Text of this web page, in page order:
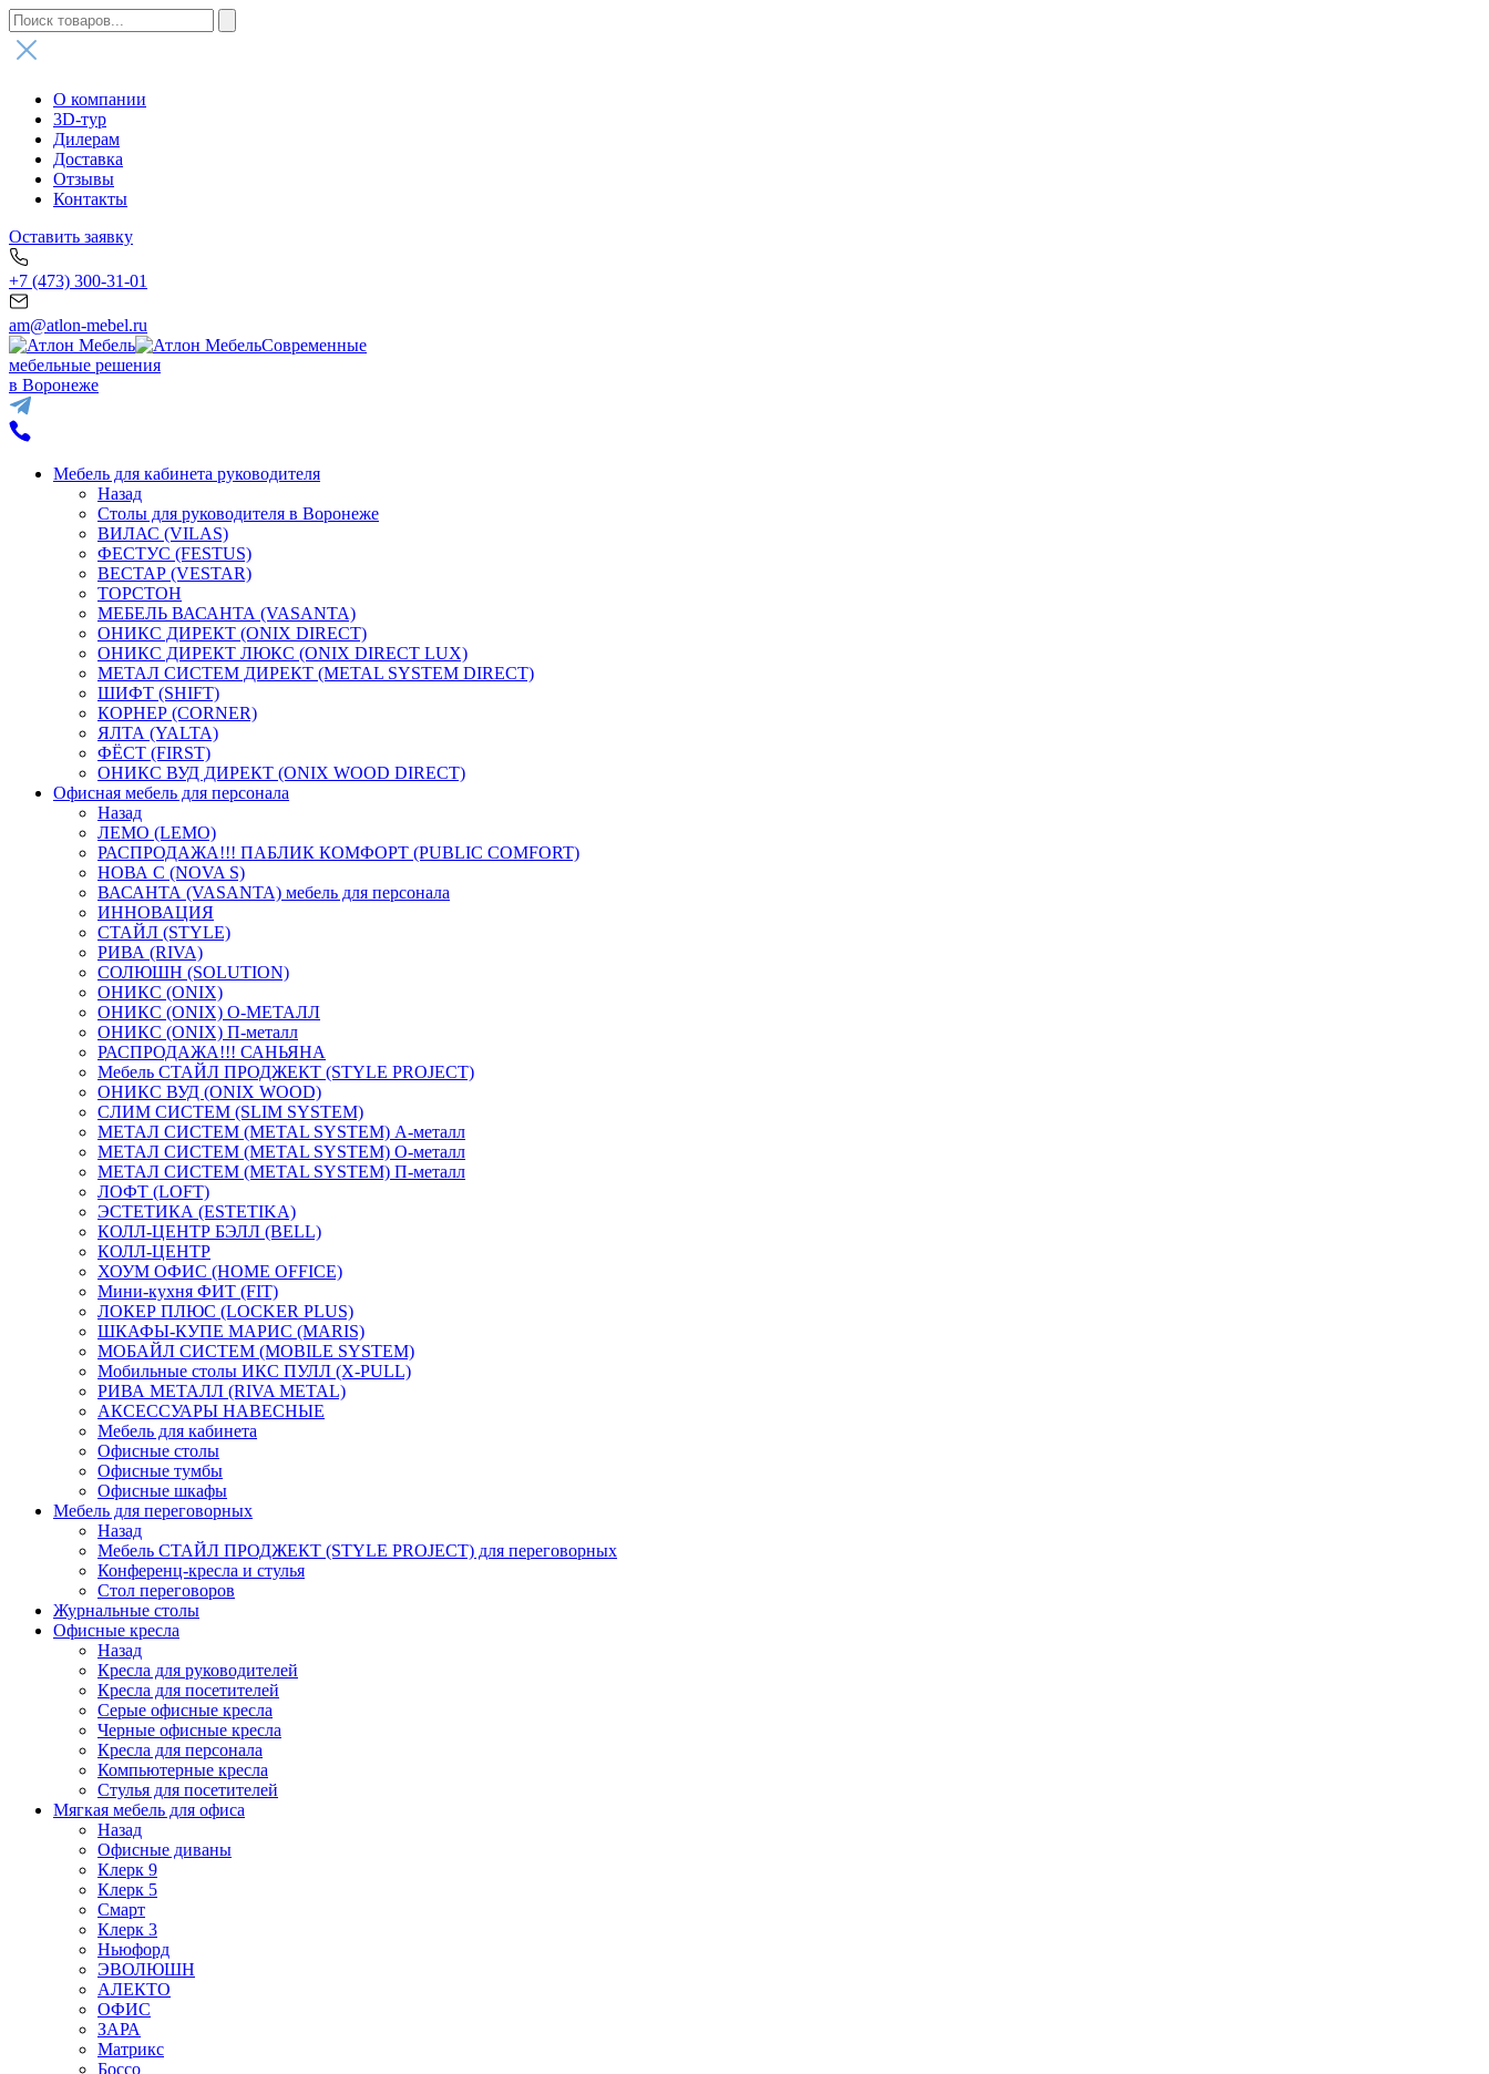
О компании
3D-тур
Дилерам
Доставка
Отзывы
Контакты
Оставить заявку
+7 (473) 300-31-01
am@atlon-mebel.ru
Современные
мебельные решения
в Воронеже
Мебель для кабинета руководителя
Назад
Столы для руководителя в Воронеже
ВИЛАС (VILAS)
ФЕСТУС (FESTUS)
ВЕСТАР (VESTAR)
ТОРСТОН
МЕБЕЛЬ ВАСАНТА (VASANTA)
ОНИКС ДИРЕКТ (ONIX DIRECT)
ОНИКС ДИРЕКТ ЛЮКС (ONIX DIRECT LUX)
МЕТАЛ СИСТЕМ ДИРЕКТ (METAL SYSTEM DIRECT)
ШИФТ (SHIFT)
КОРНЕР (CORNER)
ЯЛТА (YALTA)
ФЁСТ (FIRST)
ОНИКС ВУД ДИРЕКТ (ONIX WOOD DIRECT)
Офисная мебель для персонала
Назад
ЛЕМО (LEMO)
РАСПРОДАЖА!!! ПАБЛИК КОМФОРТ (PUBLIC COMFORT)
НОВА С (NOVA S)
ВАСАНТА (VASANTA) мебель для персонала
ИННОВАЦИЯ
СТАЙЛ (STYLE)
РИВА (RIVA)
СОЛЮШН (SOLUTION)
ОНИКС (ONIX)
ОНИКС (ONIX) O-МЕТАЛЛ
ОНИКС (ONIX) П-металл
РАСПРОДАЖА!!! САНЬЯНА
Мебель СТАЙЛ ПРОДЖЕКТ (STYLE PROJECT)
ОНИКС ВУД (ONIX WOOD)
СЛИМ СИСТЕМ (SLIM SYSTEM)
МЕТАЛ СИСТЕМ (METAL SYSTEM) А-металл
МЕТАЛ СИСТЕМ (METAL SYSTEM) О-металл
МЕТАЛ СИСТЕМ (METAL SYSTEM) П-металл
ЛОФТ (LOFT)
ЭСТЕТИКА (ESTETIKA)
КОЛЛ-ЦЕНТР БЭЛЛ (BELL)
КОЛЛ-ЦЕНТР
ХОУМ ОФИС (HOME OFFICE)
Мини-кухня ФИТ (FIT)
ЛОКЕР ПЛЮС (LOCKER PLUS)
ШКАФЫ-КУПЕ МАРИС (MARIS)
МОБАЙЛ СИСТЕМ (MOBILE SYSTEM)
Мобильные столы ИКС ПУЛЛ (X-PULL)
РИВА МЕТАЛЛ (RIVA METAL)
АКСЕССУАРЫ НАВЕСНЫЕ
Мебель для кабинета
Офисные столы
Офисные тумбы
Офисные шкафы
Мебель для переговорных
Назад
Мебель СТАЙЛ ПРОДЖЕКТ (STYLE PROJECT) для переговорных
Конференц-кресла и стулья
Стол переговоров
Журнальные столы
Офисные кресла
Назад
Кресла для руководителей
Кресла для посетителей
Серые офисные кресла
Черные офисные кресла
Кресла для персонала
Компьютерные кресла
Стулья для посетителей
Мягкая мебель для офиса
Назад
Офисные диваны
Клерк 9
Клерк 5
Смарт
Клерк 3
Ньюфорд
ЭВОЛЮШН
АЛЕКТО
ОФИС
ЗАРА
Матрикс
Боссо